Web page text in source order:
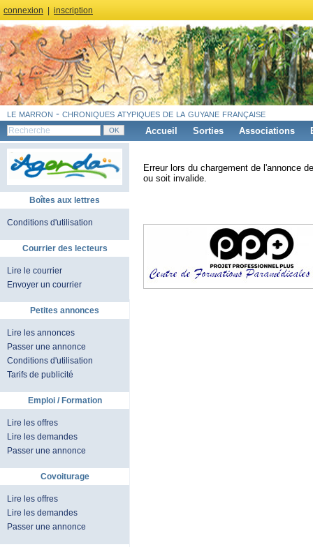
connexion inscription
le marron - chroniques atypiques de la guyane française
Accueil Sorties Associations
Boîtes aux lettres
Conditions d'utilisation
Courrier des lecteurs
Lire le courrier
Envoyer un courrier
Petites annonces
Lire les annonces
Passer une annonce
Conditions d'utilisation
Tarifs de publicité
Emploi / Formation
Lire les offres
Lire les demandes
Passer une annonce
Covoiturage
Lire les offres
Lire les demandes
Passer une annonce
Erreur lors du chargement de l'annonce
ou soit invalide.